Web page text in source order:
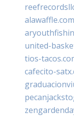
alawaffle.com
united-
tios-
cafecito-